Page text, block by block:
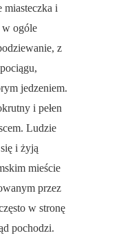
miasteczka i
w ogóle
z
jedzeniem.
i pełen
Ludzie
i żyją
mieście
przez
w stronę
pochodzi.